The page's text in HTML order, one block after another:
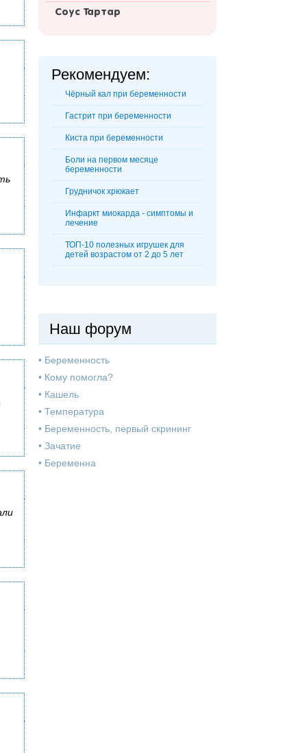
Соус Тартар
Рекомендуем:
Чёрный кал при беременности
Гастрит при беременности
Киста при беременности
Боли на первом месяце
беременности
Грудничок хрюкает
Инфаркт миокарда - симптомы и
лечение
ТОП-10 полезных игрушек для
детей возрастом от 2 до 5 лет
Наш форум
• Беременность
• Кому помогла?
• Кашель
• Температура
• Беременность, первый скрининг
• Зачатие
• Беременна